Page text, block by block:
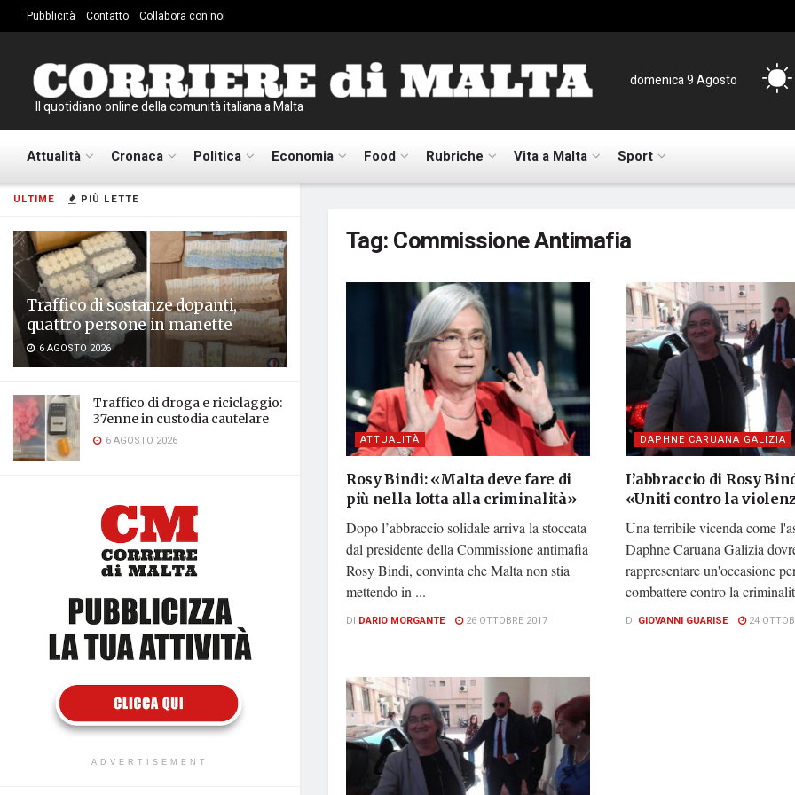
ULTIME PIÙ LETTE
Traffico di sostanze dopanti,
quattro persone in manette
6 AGOSTO 2026
Traffico di droga e riciclaggio:
37enne in custodia cautelare
6 AGOSTO 2026
ADVERTISEMENT
Pubblicità Contatto Collabora con noi
Il quotidiano online della comunità italiana a Malta
domenica 9 Agosto
Attualità Cronaca Politica Economia Food Rubriche Vita a Malta Sport
Tag:Commissione Antimafia
ATTUALITÀ
Rosy Bindi: «Malta deve fare di
più nella lotta alla criminalità»
Dopo l’abbraccio solidale arriva la stoccata
dal presidente della Commissione antimafia
Rosy Bindi, convinta che Malta non stia
mettendo in ...
DI DARIO MORGANTE 26 OTTOBRE 2017
DAPHNE CARUANA GALIZIA
L’abbraccio di Rosy
«Uniti contro la
Una terribile vicenda come
Daphne Caruana Galizia
rappresentare un'occasione
combattere contro la
DI GIOVANNI GUARISE 24